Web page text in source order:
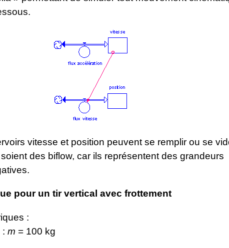
vitesse et position peuvent se remplir ou se
des biflow, car ils représentent des grandeurs
pour un tir vertical avec frottement
:
: m = 100 kg